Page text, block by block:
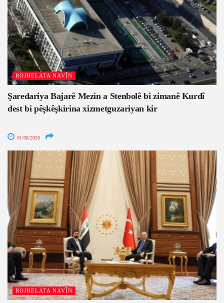
ROJHELATA NAVÎN
Şaredariya Bajarê Mezin a Stenbolê bi zimanê Kurdî
dest bi pêşkêşkirina xizmetguzariyan kir
01/08/2026
ROJHELATA NAVÎN